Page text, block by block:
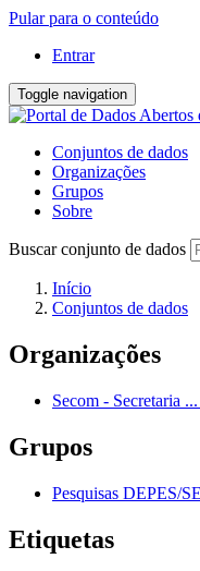
Pular para o conteúdo
Entrar
Toggle navigation
Conjuntos de dados
Organizações
Grupos
Sobre
Buscar conjunto de dados
Início
Conjuntos de dados
Organizações
Secom - Secretaria ...
Grupos
Pesquisas DEPES/
Etiquetas